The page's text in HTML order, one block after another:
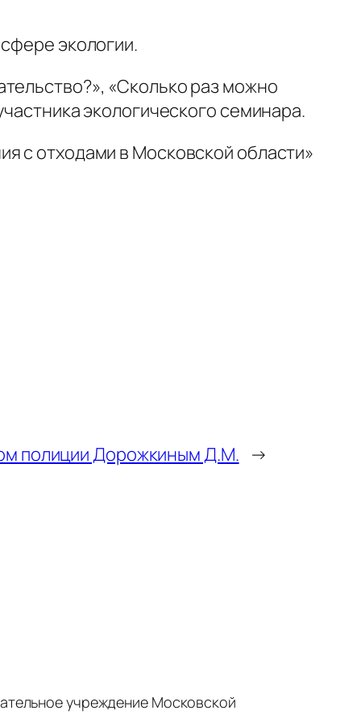
экологии.
«Сколько раз можно
экологического семинара.
с отходами в Московской области»
полиции Дорожкиным Д.М. →
учреждение Московской